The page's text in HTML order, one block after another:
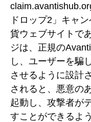
ドロップ2」キャ
貨ウェブサイトで
ジは、正規の
し、ユーザーを騙
させるように設計
されると、悪意の
起動し、攻撃者が
すことができるよ